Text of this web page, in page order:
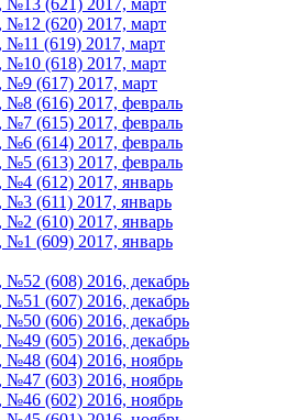
№12 (620) 2017, март
№11 (619) 2017, март
№10 (618) 2017, март
№9 (617) 2017, март
№8 (616) 2017, февраль
№7 (615) 2017, февраль
№6 (614) 2017, февраль
№5 (613) 2017, февраль
№4 (612) 2017, январь
№3 (611) 2017, январь
№2 (610) 2017, январь
№1 (609) 2017, январь
№52 (608) 2016, декабрь
№51 (607) 2016, декабрь
№50 (606) 2016, декабрь
№49 (605) 2016, декабрь
№48 (604) 2016, ноябрь
№47 (603) 2016, ноябрь
№46 (602) 2016, ноябрь